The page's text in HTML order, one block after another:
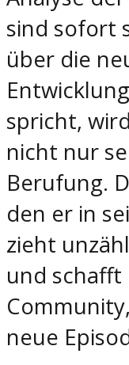
sind sofort
über die
spricht,
nicht nur
Berufung.
den er in
zieht
und schafft
neue